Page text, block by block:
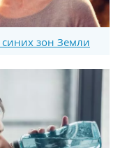
синих зон Земли